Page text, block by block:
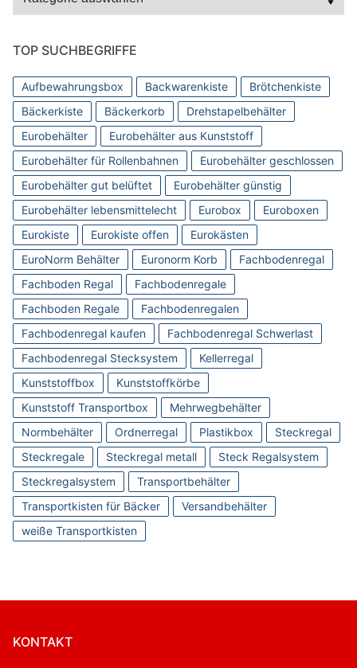
TOP SUCHBEGRIFFE
Aufbewahrungsbox Backwarenkiste
Brötchenkiste
Bäckerkiste
Bäckerkorb
Drehstapelbehälter
Eurobehälter
Eurobehälter aus Kunststoff
Eurobehälter für Rollenbahnen
Eurobehälter geschlossen
Eurobehälter gut belüftet
Eurobehälter günstig
Eurobehälter lebensmittelecht
Eurobox
Euroboxen
Eurokiste
Eurokiste offen
Eurokästen
EuroNorm Behälter
Euronorm Korb
Fachbodenregal
Fachboden Regal
Fachbodenregale
Fachboden Regale
Fachbodenregalen
Fachbodenregal kaufen
Fachbodenregal Schwerlast
Fachbodenregal Stecksystem
Kellerregal
Kunststoffbox
Kunststoffkörbe
Kunststoff Transportbox
Mehrwegbehälter
Normbehälter
Ordnerregal Plastikbox
Steckregal
Steckregale
Steckregal metall
Steck Regalsystem
Steckregalsystem
Transportbehälter
Transportkisten für Bäcker
Versandbehälter
weiße Transportkisten
KONTAKT